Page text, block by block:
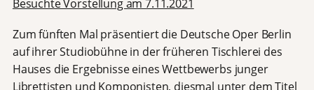
Besuchte Vorstellung am 7.11.2021
Zum fünften Mal präsentiert die Deutsche Oper Berlin
auf ihrer Studiobühne in der früheren Tischlerei des
Hauses die Ergebnisse eines Wettbewerbs junger
Librettisten und Komponisten, diesmal unter dem Titel